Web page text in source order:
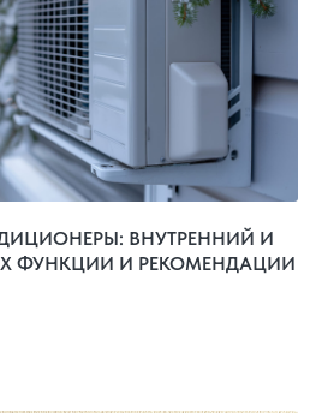
ВНУТРЕННИЙ И
ФУНКЦИИ И РЕКОМЕНДАЦИИ